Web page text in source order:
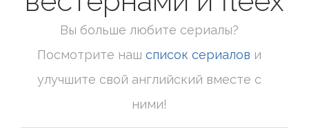
Вы больше любите сериалы?
Посмотрите наш список сериалов и
улучшите свой английский вместе с
ними!